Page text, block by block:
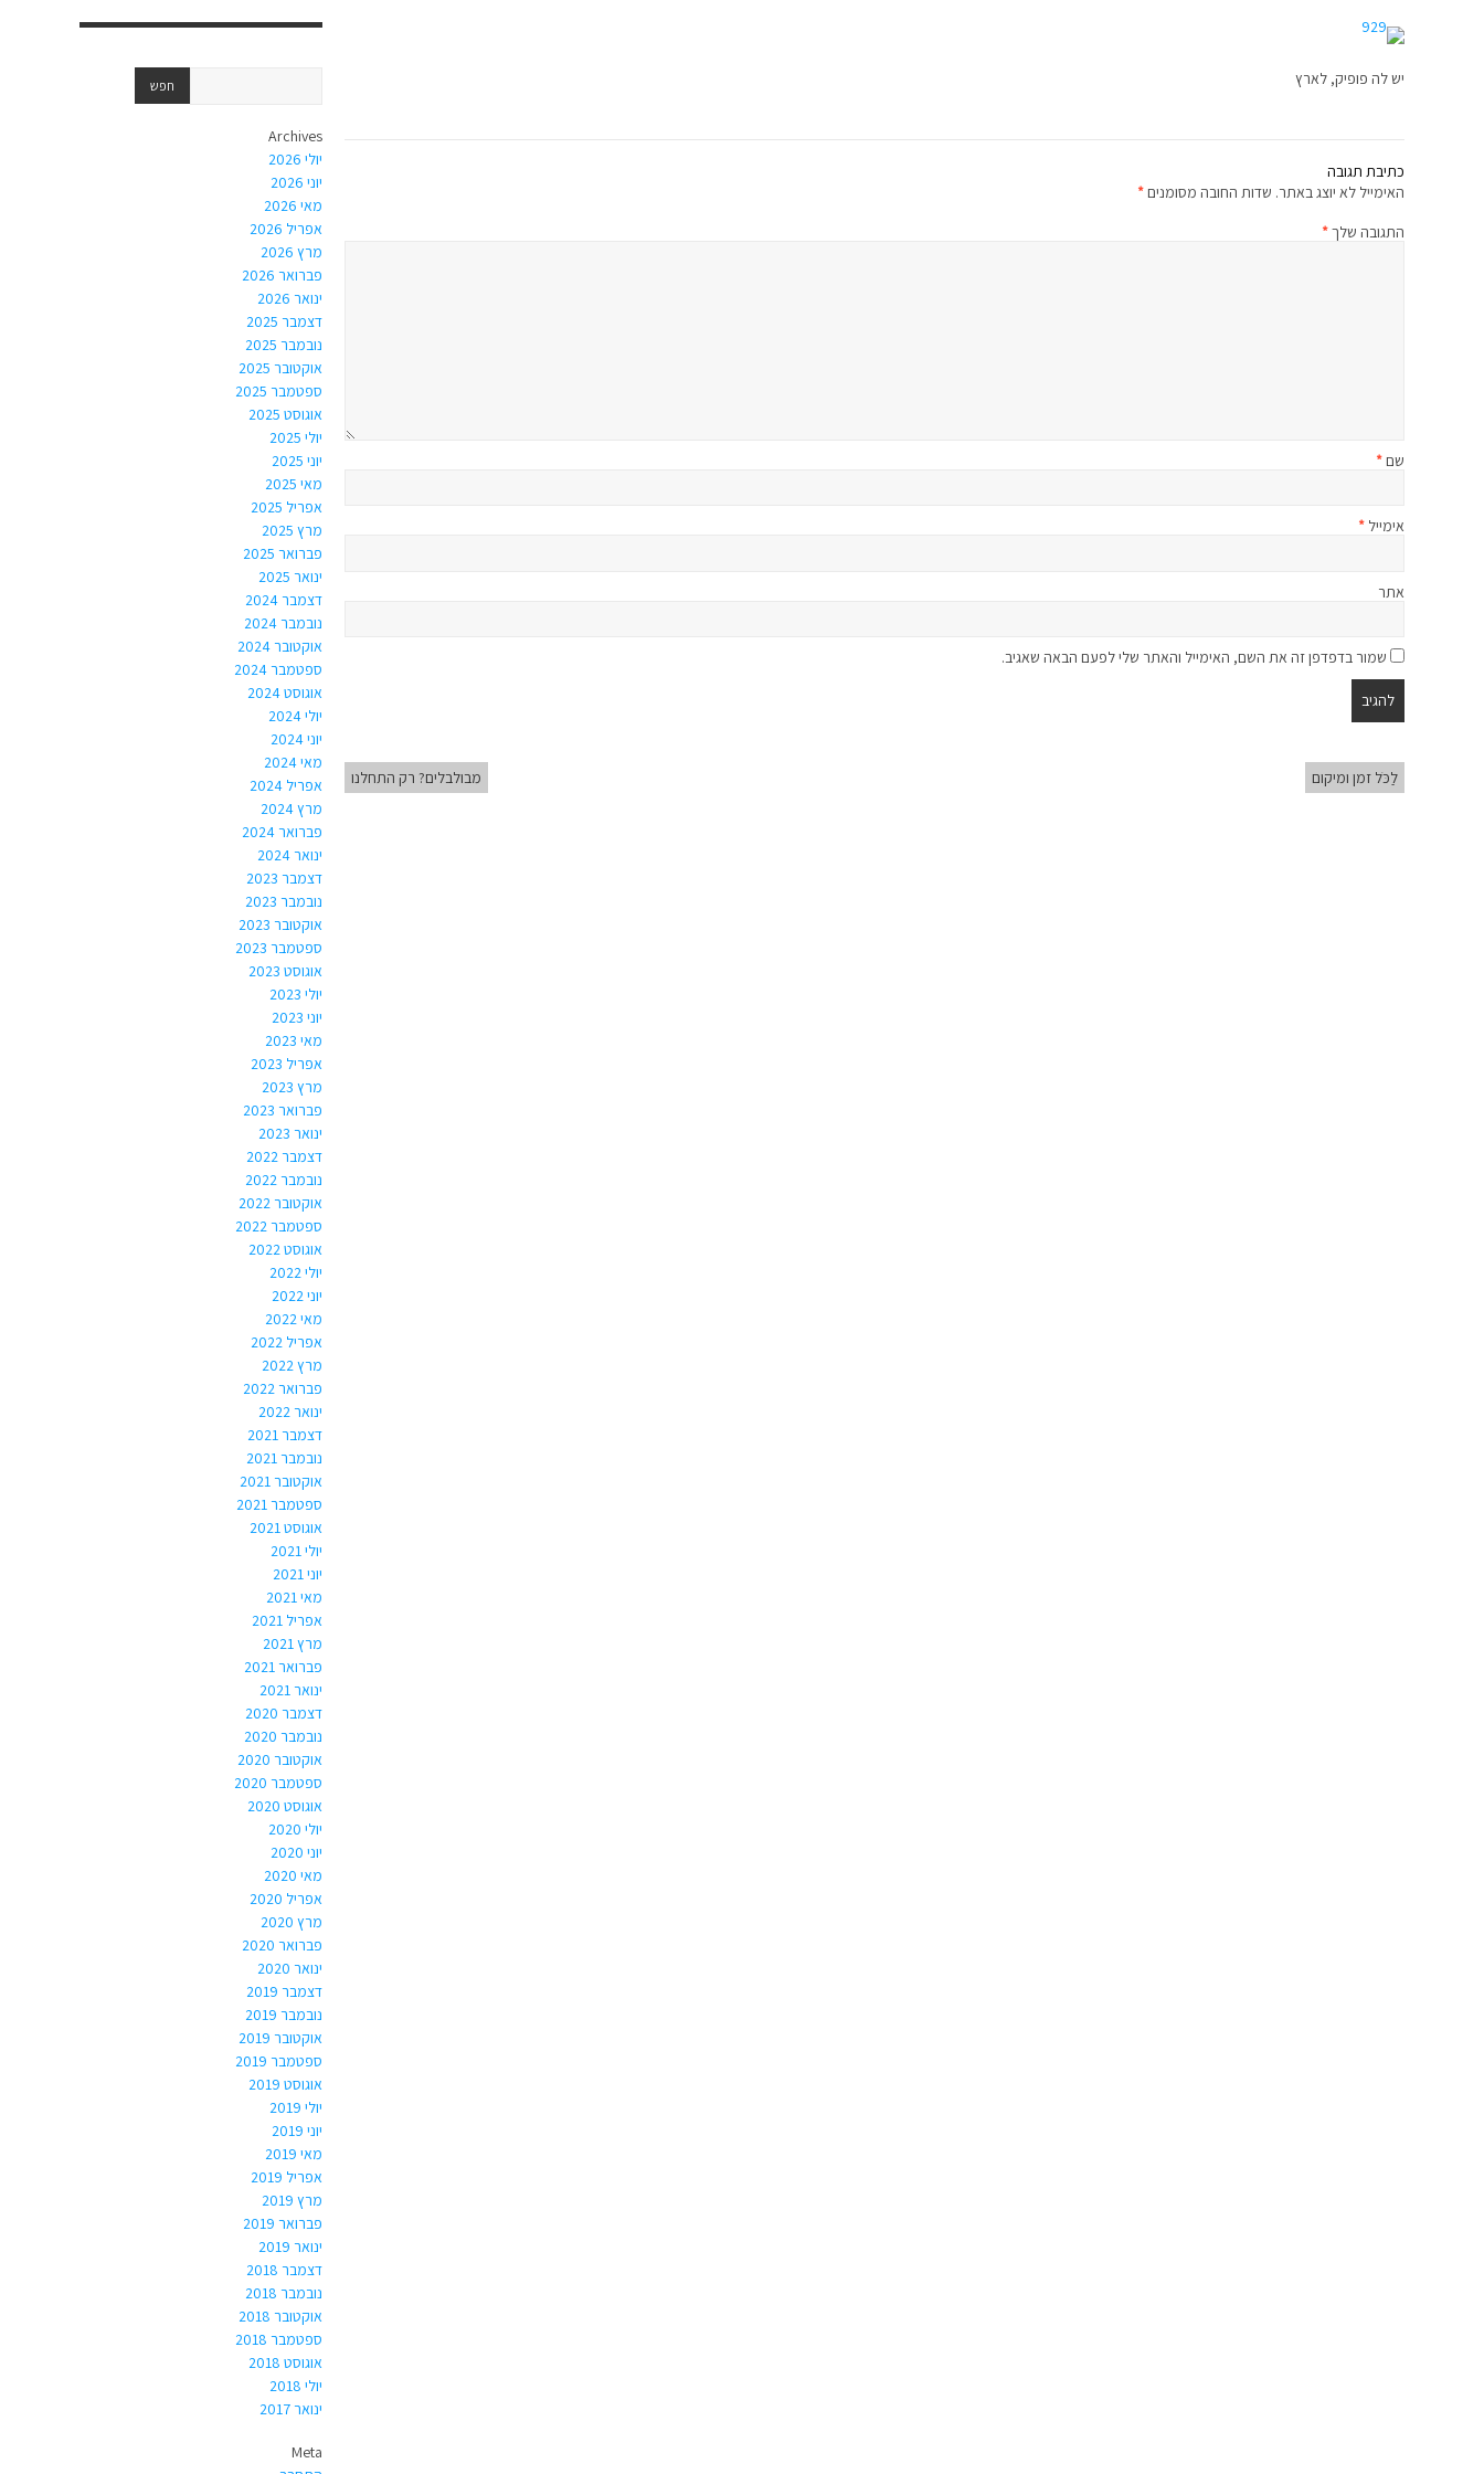
יש לה פופיק, לארץ
כתיבת תגובה
האימייל לא יוצג באתר. שדות החובה מסומנים*
התגובה שלך*
שם*
אימייל *
אתר
שמור בדפדפן זה את השם, האימייל והאתר שלי לפעם הבאה שאגיב.
לַכֹּל זמן ומיקום מבולבלים? רק התחלנו
Archives
יולי 2026
יוני 2026
מאי 2026
אפריל 2026
מרץ 2026
פברואר 2026
ינואר 2026
דצמבר 2025
נובמבר 2025
אוקטובר 2025
ספטמבר 2025
אוגוסט 2025
יולי 2025
יוני 2025
מאי 2025
אפריל 2025
מרץ 2025
פברואר 2025
ינואר 2025
דצמבר 2024
נובמבר 2024
אוקטובר 2024
ספטמבר 2024
אוגוסט 2024
יולי 2024
יוני 2024
מאי 2024
אפריל 2024
מרץ 2024
פברואר 2024
ינואר 2024
דצמבר 2023
נובמבר 2023
אוקטובר 2023
ספטמבר 2023
אוגוסט 2023
יולי 2023
יוני 2023
מאי 2023
אפריל 2023
מרץ 2023
פברואר 2023
ינואר 2023
דצמבר 2022
נובמבר 2022
אוקטובר 2022
ספטמבר 2022
אוגוסט 2022
יולי 2022
יוני 2022
מאי 2022
אפריל 2022
מרץ 2022
פברואר 2022
ינואר 2022
דצמבר 2021
נובמבר 2021
אוקטובר 2021
ספטמבר 2021
אוגוסט 2021
יולי 2021
יוני 2021
מאי 2021
אפריל 2021
מרץ 2021
פברואר 2021
ינואר 2021
דצמבר 2020
נובמבר 2020
אוקטובר 2020
ספטמבר 2020
אוגוסט 2020
יולי 2020
יוני 2020
מאי 2020
אפריל 2020
מרץ 2020
פברואר 2020
ינואר 2020
דצמבר 2019
נובמבר 2019
אוקטובר 2019
ספטמבר 2019
אוגוסט 2019
יולי 2019
יוני 2019
מאי 2019
אפריל 2019
מרץ 2019
פברואר 2019
ינואר 2019
דצמבר 2018
נובמבר 2018
אוקטובר 2018
ספטמבר 2018
אוגוסט 2018
יולי 2018
ינואר 2017
Meta